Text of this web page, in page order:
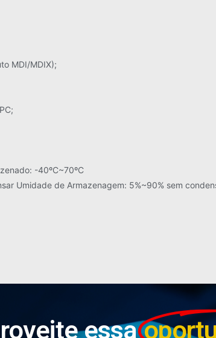
MDI/MDIX);
-40ºC~70ºC
Umidade de Armazenagem: 5%~90% sem
essa